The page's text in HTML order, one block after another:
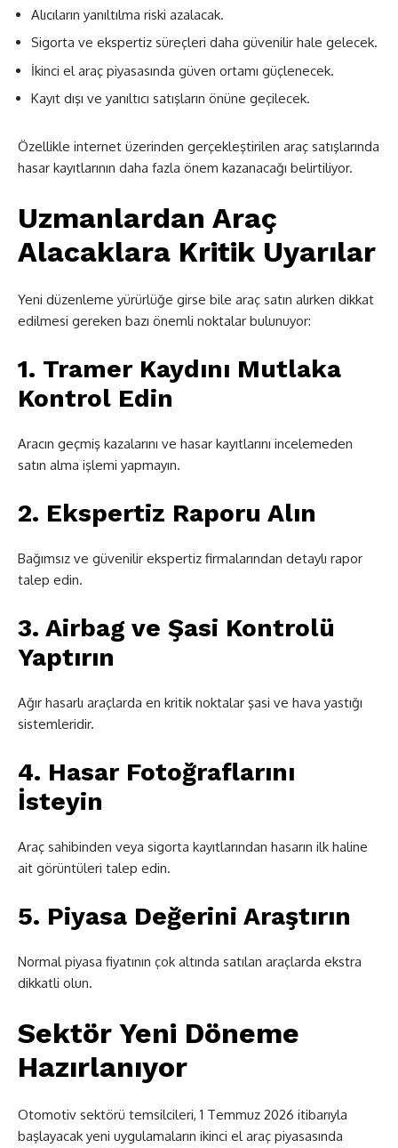
Alıcıların yanıltılma riski azalacak.
Sigorta ve ekspertiz süreçleri daha güvenilir hale gelecek.
İkinci el araç piyasasında güven ortamı güçlenecek.
Kayıt dışı ve yanıltıcı satışların önüne geçilecek.
Özellikle internet üzerinden gerçekleştirilen araç satışlarında
hasar kayıtlarının daha fazla önem kazanacağı belirtiliyor.
Uzmanlardan Araç
Alacaklara Kritik Uyarılar
Yeni düzenleme yürürlüğe girse bile araç satın alırken dikkat
edilmesi gereken bazı önemli noktalar bulunuyor:
1. Tramer Kaydını Mutlaka
Kontrol Edin
Aracın geçmiş kazalarını ve hasar kayıtlarını incelemeden
satın alma işlemi yapmayın.
2. Ekspertiz Raporu Alın
Bağımsız ve güvenilir ekspertiz firmalarından detaylı rapor
talep edin.
3. Airbag ve Şasi Kontrolü
Yaptırın
Ağır hasarlı araçlarda en kritik noktalar şasi ve hava yastığı
sistemleridir.
4. Hasar Fotoğraflarını
İsteyin
Araç sahibinden veya sigorta kayıtlarından hasarın ilk haline
ait görüntüleri talep edin.
5. Piyasa Değerini Araştırın
Normal piyasa fiyatının çok altında satılan araçlarda ekstra
dikkatli olun.
Sektör Yeni Döneme
Hazırlanıyor
Otomotiv sektörü temsilcileri, 1 Temmuz 2026 itibarıyla
başlayacak yeni uygulamaların ikinci el araç piyasasında